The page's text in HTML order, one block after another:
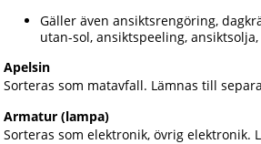
Gäller även ansiktsrengöring,
utan-sol, ansiktspeeling,
Apelsin
Sorteras som matavfall. Lämnas till
Armatur (lampa)
Sorteras som elektronik, övrig elektronik.